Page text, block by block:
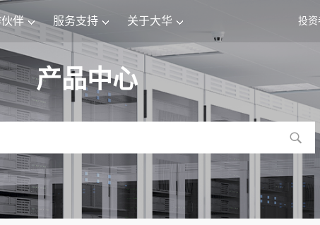
投资
伴 服务支持 关于大华
产品中心